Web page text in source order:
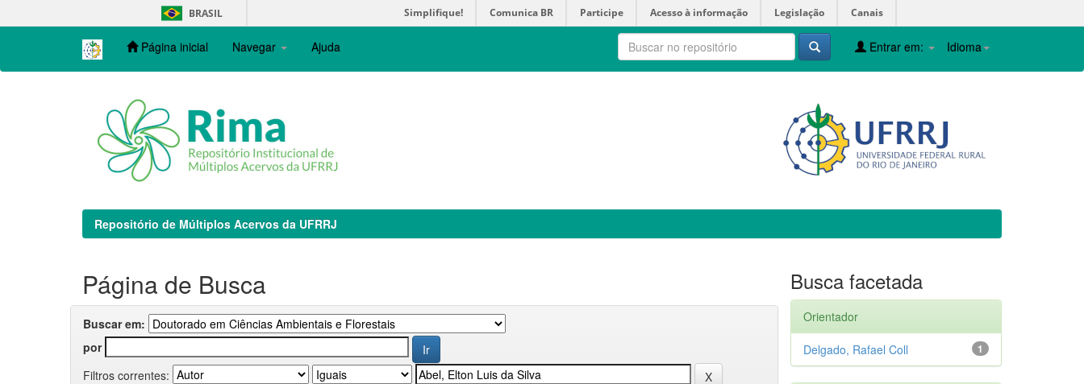
navigation
BRASIL Simplifique! Comunica BR Participe Acesso à informação Legislação Canais
Página inicial Navegar Ajuda Idioma
Entrar em:
Repositório de Múltiplos Acervos da UFRRJ
Página de Busca
Buscar em:
por
Filtros correntes:
Busca facetada
Orientador
1
Delgado, Rafael Coll